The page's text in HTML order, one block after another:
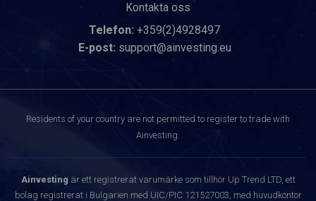
Kontakta oss
Telefon: +359(2)4928497
E-post: support@ainvesting.eu
Residents of your country are not permitted to register to trade with
Ainvesting.
Ainvesting är ett registrerat varumärke som tillhör Up Trend LTD, ett
bolag registrerat i Bulgarien med UIC/PIC 121527003, med huvudkontor